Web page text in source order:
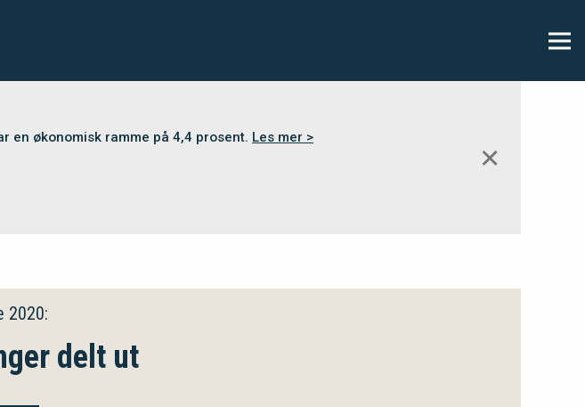
en økonomisk ramme på 4,4 prosent. Les mer >
✕
2020:
delt ut